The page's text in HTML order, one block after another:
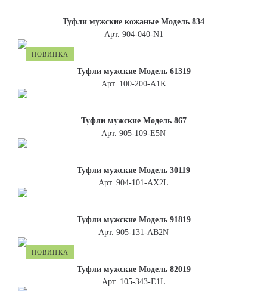
Туфли мужские кожаные Модель 834
Арт. 904-040-N1
НОВИНКА
Туфли мужские Модель 61319
Арт. 100-200-A1K
Туфли мужские Модель 867
Арт. 905-109-E5N
Туфли мужские Модель 30119
Арт. 904-101-АХ2L
Туфли мужские Модель 91819
Арт. 905-131-АВ2N
НОВИНКА
Туфли мужские Модель 82019
Арт. 105-343-E1L